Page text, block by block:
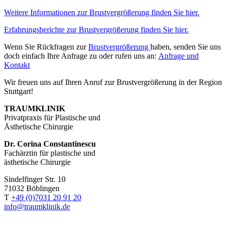
Weitere Informationen zur Brustvergrößerung finden Sie hier.
Erfahrungsberichte zur Brustvergrößerung finden Sie hier.
Wenn Sie Rückfragen zurBrustvergrößerung haben, senden Sie uns
doch einfach Ihre Anfrage zu oder rufen uns an: Anfrage und
Kontakt
Wir freuen uns auf Ihren Anruf zur Brustvergrößerung in der Region
Stuttgart!
TRAUMKLINIK
Privatpraxis für Plastische und
Ästhetische Chirurgie
Dr. Corina Constantinescu
Fachärztin für plastische und
ästhetische Chirurgie
Sindelfinger Str. 10
71032 Böblingen
T +49 (0)7031 20 91 20
info@traumklinik.de